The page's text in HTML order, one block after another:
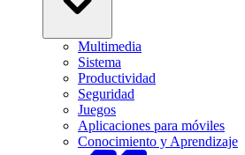
Multimedia
Sistema
Productividad
Seguridad
Juegos
Aplicaciones para móviles
Conocimiento y Aprendizaje